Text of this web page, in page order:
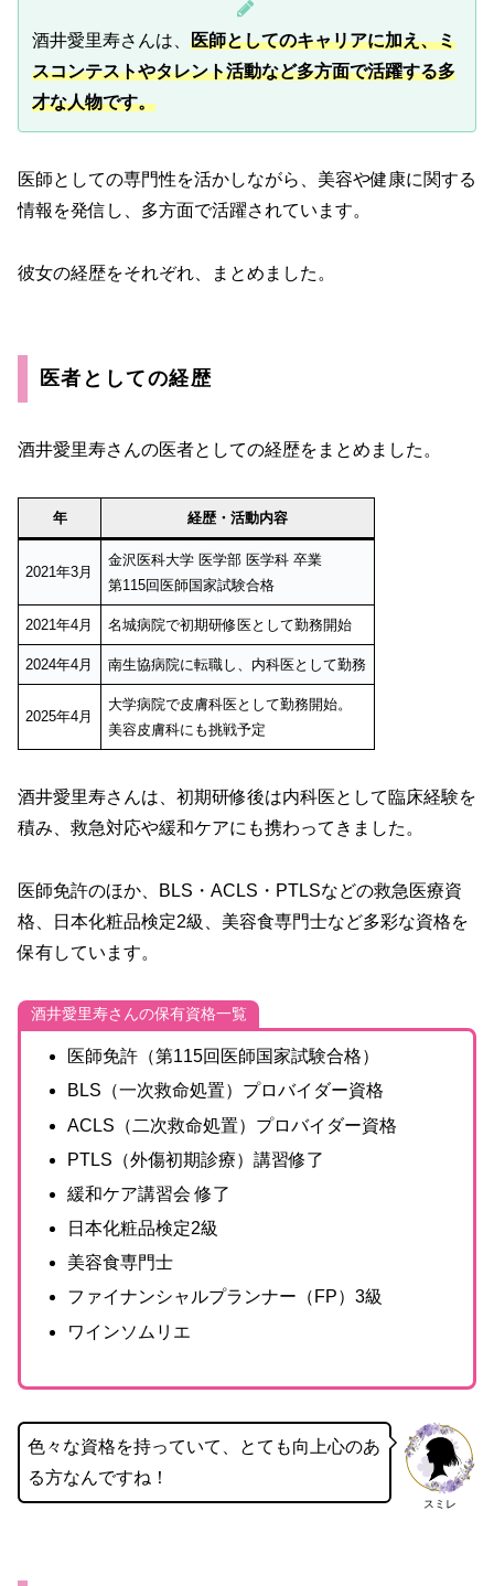
酒井愛里寿さんは、 医師としてのキャリアに加え、ミ
スコンテストやタレント活動など多方面で活躍する多
才な人物です。
医師としての専門性を活かしながら、美容や健康に関する
情報を発信し、多方面で活躍されています。
彼女の経歴をそれぞれ、まとめました。
医者としての経歴
酒井愛里寿さんの医者としての経歴をまとめました。
年 経歴・活動内容
2021年3月
金沢医科大学 医学部 医学科 卒業
第115回医師国家試験合格
2021年4月 名城病院で初期研修医として勤務開始
2024年4月 南生協病院に転職し、内科医として勤務
2025年4月
大学病院で皮膚科医として勤務開始。
美容皮膚科にも挑戦予定
酒井愛里寿さんは、初期研修後は内科医として臨床経験を
積み、救急対応や緩和ケアにも携わってきました。
医師免許のほか、BLS・ACLS・PTLSなどの救急医療資
格、日本化粧品検定2級、美容食専門士など多彩な資格を
保有しています。
酒井愛里寿さんの保有資格一覧
医師免許（第115回医師国家試験合格）
BLS（一次救命処置）プロバイダー資格
ACLS（二次救命処置）プロバイダー資格
PTLS（外傷初期診療）講習修了
緩和ケア講習会 修了
日本化粧品検定2級
美容食専門士
ファイナンシャルプランナー（FP）3級
ワインソムリエ
スミレ
色々な資格を持っていて、とても向上心のあ
る方なんですね！